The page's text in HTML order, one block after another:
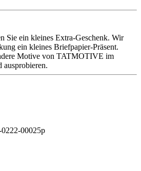
Sie ein kleines Extra-Geschenk. Wir
ein kleines Briefpapier-Präsent.
Motive von TATMOTIVE im
ausprobieren.
00025p